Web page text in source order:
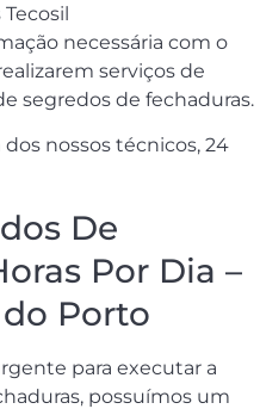
necessária com o
serviços de
segredos de fechaduras.
nossos técnicos, 24
De
Por Dia –
Porto
para executar a
possuímos um